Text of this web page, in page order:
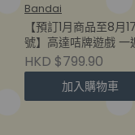
Bandai
【預訂1月商品至8月17
號】高達咭牌遊戲 一
豪華套裝 [PB-03]
(4582770124897)
HKD $799.90
加入購物車